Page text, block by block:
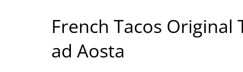
French Tacos Original
ad Aosta